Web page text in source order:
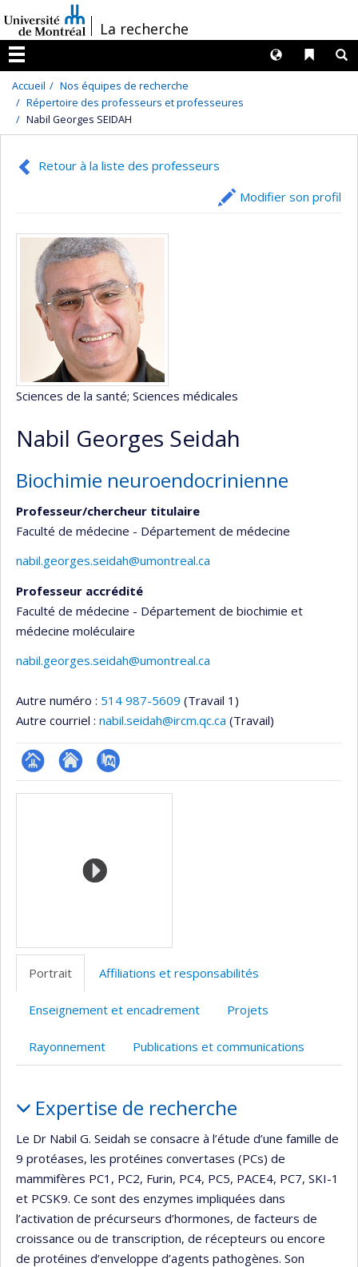
au
contenu
/La recherche
Menu
Liens
Langues
Accueil
Nos équipes de recherche
Répertoire des professeurs et professeures
Nabil Georges SEIDAH
Retour à la liste des professeurs
Modifier son profil
Sciences de la santé; Sciences médicales
Nabil Georges Seidah
Biochimie neuroendocrinienne
Professeur/chercheur titulaire
Faculté de médecine - Département de médecine
nabil.georges.seidah@umontreal.ca
Professeur accrédité
Faculté de médecine - Département de biochimie et
médecine moléculaire
nabil.georges.seidah@umontreal.ca
Autre numéro : 514 987-5609 (Travail 1)
Autre courriel : nabil.seidah@ircm.qc.ca (Travail)
Page Site
recherche
PubMed
Médias
Portrait Affiliations et responsabilités
Enseignement et encadrement Projets
Rayonnement Publications et communications
Expertise de recherche
Le Dr Nabil G. Seidah se consacre à l’étude d’une famille de
9 protéases, les protéines convertases (PCs) de
mammifères PC1, PC2, Furin, PC4, PC5, PACE4, PC7, SKI-1
et PCSK9. Ce sont des enzymes impliquées dans
l’activation de précurseurs d’hormones, de facteurs de
croissance ou de transcription, de récepteurs ou encore
de protéines d’enveloppe d’agents pathogènes. Son